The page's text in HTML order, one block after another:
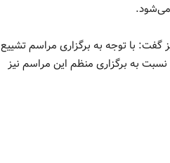
می‌شود.
با توجه به برگزاری مراسم تشییع
به برگزاری منظم این مراسم نیز